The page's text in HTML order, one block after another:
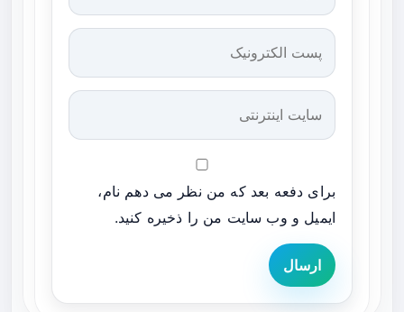
برای دفعه بعد که من نظر می دهم نام،
ایمیل و وب سایت من را ذخیره کنید.
ارسال